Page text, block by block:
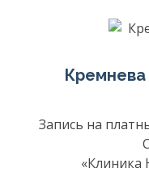
Кремнева
Запись на
«Клиника